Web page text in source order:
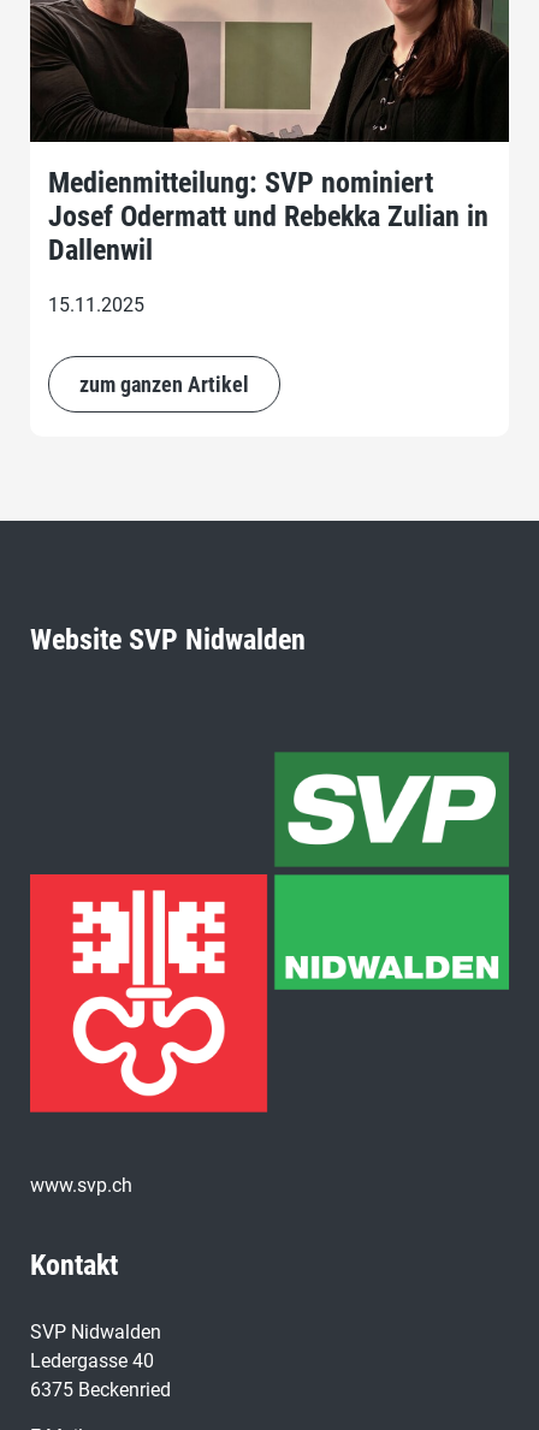
Medienmitteilung: SVP nominiert
Josef Odermatt und Rebekka Zulian in
Dallenwil
15.11.2025
zum ganzen Artikel
Website SVP Nidwalden
www.svp.ch
Kontakt
SVP Nidwalden
Ledergasse 40
6375 Beckenried